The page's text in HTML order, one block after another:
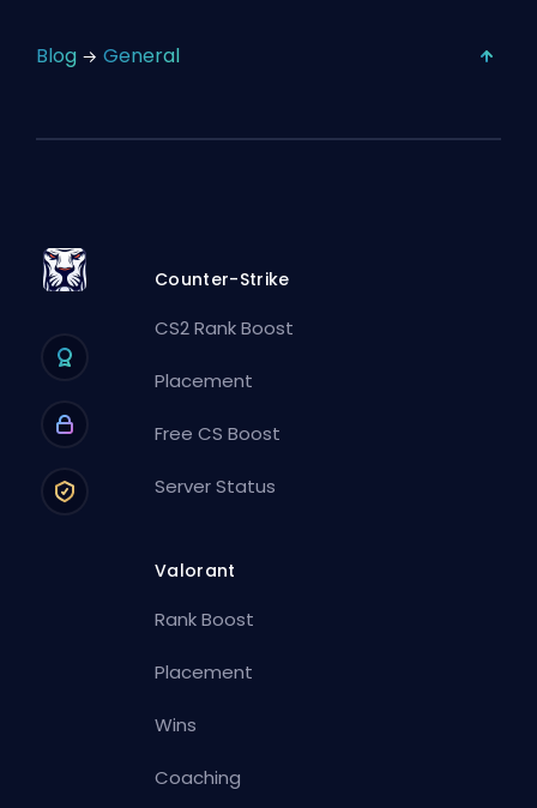
Blog General
Counter-Strike
CS2 Rank Boost
Placement
Free CS Boost
Server Status
Valorant
Rank Boost
Placement
Wins
Coaching